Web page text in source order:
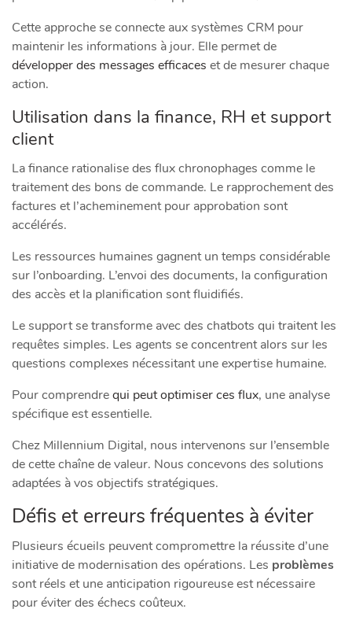
Cette approche se connecte aux systèmes CRM pour
maintenir les informations à jour. Elle permet de
développer des messages efficaces et de mesurer chaque
action.
Utilisation dans la finance, RH et support
client
La finance rationalise des flux chronophages comme le
traitement des bons de commande. Le rapprochement des
factures et l’acheminement pour approbation sont
accélérés.
Les ressources humaines gagnent un temps considérable
sur l’onboarding. L’envoi des documents, la configuration
des accès et la planification sont fluidifiés.
Le support se transforme avec des chatbots qui traitent les
requêtes simples. Les agents se concentrent alors sur les
questions complexes nécessitant une expertise humaine.
Pour comprendrequi peut optimiser ces flux, une analyse
spécifique est essentielle.
Chez Millennium Digital, nous intervenons sur l’ensemble
de cette chaîne de valeur. Nous concevons des solutions
adaptées à vos objectifs stratégiques.
Défis et erreurs fréquentes à éviter
Plusieurs écueils peuvent compromettre la réussite d’une
initiative de modernisation des opérations. Les problèmes
sont réels et une anticipation rigoureuse est nécessaire
pour éviter des échecs coûteux.